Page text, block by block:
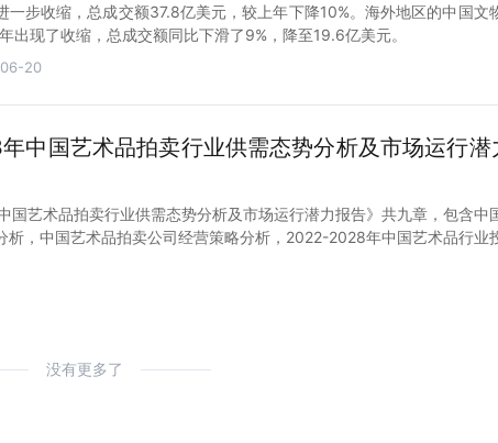
一步收缩，总成交额37.8亿美元，较上年下降10%。海外地区的中国文
出现了收缩，总成交额同比下滑了9%，降至19.6亿美元。
20
中国艺术品拍卖行业供需态势分析及市场运行潜
国艺术品拍卖行业供需态势分析及市场运行潜力报告》共九章，包含中
析，中国艺术品拍卖公司经营策略分析，2022-2028年中国艺术品行业
没有更多了